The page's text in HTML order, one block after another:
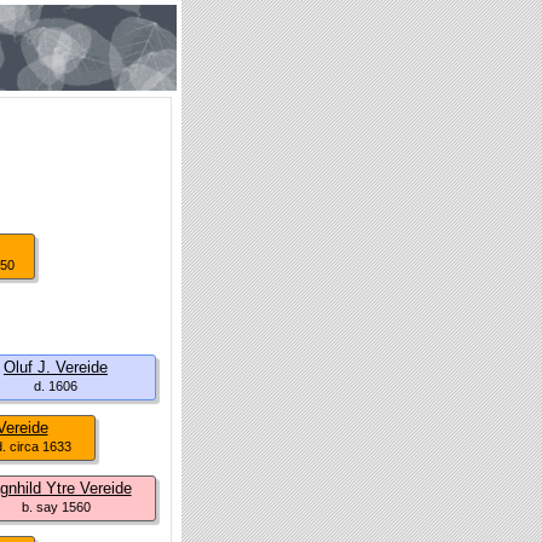
Oluf J. Vereide
d. 1606
circa 1633
Ytre Vereide
b. say 1560